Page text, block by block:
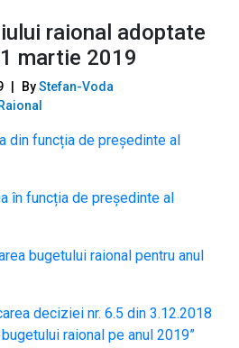
raional adoptate
martie 2019
ByStefan-Voda
din funcția de președinte al
în funcția de președinte al
bugetului raional pentru anul
deciziei nr. 6.5 din 3.12.2018
raional pe anul 2019”